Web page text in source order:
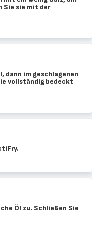
Sie sie mit der
dann im geschlagenen
vollständig bedeckt
Öl zu. Schließen Sie